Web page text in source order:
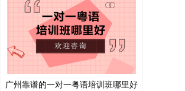
广州靠谱的一对一粤语培训班哪里好